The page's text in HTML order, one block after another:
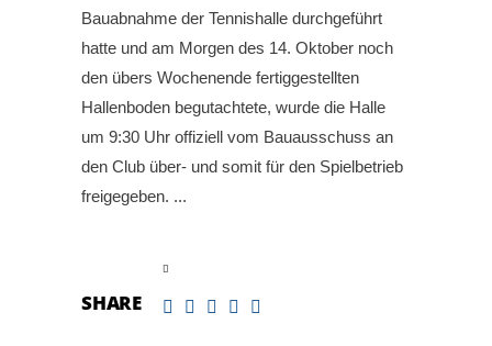
Bauabnahme der Tennishalle durchgeführt
hatte und am Morgen des 14. Oktober noch
den übers Wochenende fertiggestellten
Hallenboden begutachtete, wurde die Halle
um 9:30 Uhr offiziell vom Bauausschuss an
den Club über- und somit für den Spielbetrieb
freigegeben.
SHARE